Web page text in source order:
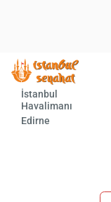
İstanbul
Havalimanı
Edirne